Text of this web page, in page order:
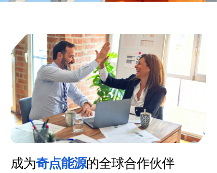
成为奇点能源的全球合作伙伴